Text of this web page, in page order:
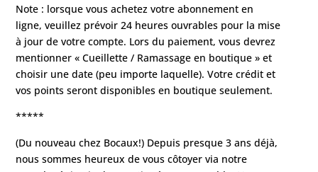
Note : lorsque vous achetez votre abonnement en
ligne, veuillez prévoir 24 heures ouvrables pour la mise
à jour de votre compte. Lors du paiement, vous devrez
mentionner « Cueillette / Ramassage en boutique » et
choisir une date (peu importe laquelle). Votre crédit et
vos points seront disponibles en boutique seulement.
*****
(Du nouveau chez Bocaux!) Depuis presque 3 ans déjà,
nous sommes heureux de vous côtoyer via notre